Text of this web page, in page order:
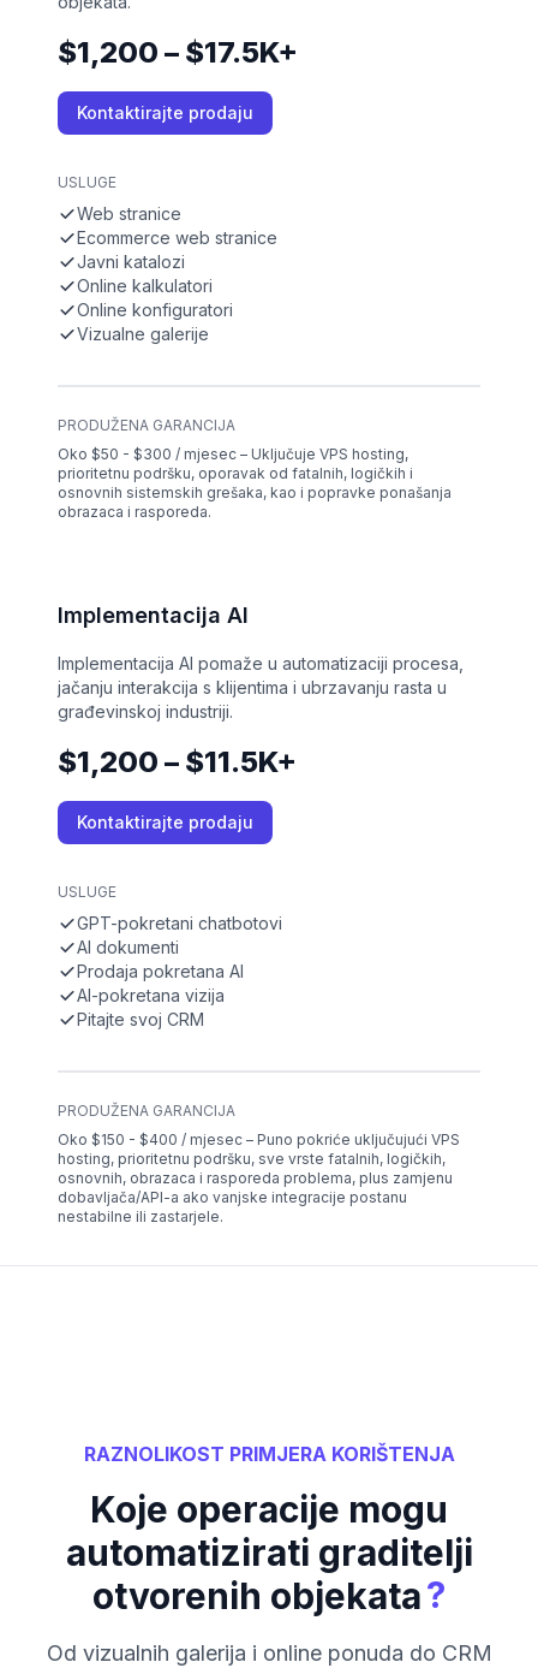
$1,200 – $17.5K+
Kontaktirajte prodaju
USLUGE
Web stranice
Ecommerce web stranice
Javni katalozi
Online kalkulatori
Online konfiguratori
Vizualne galerije
PRODUŽENA GARANCIJA
Oko $50 - $300 / mjesec – Uključuje VPS hosting,
prioritetnu podršku, oporavak od fatalnih, logičkih i
osnovnih sistemskih grešaka, kao i popravke ponašanja
obrazaca i rasporeda.
Implementacija AI
Implementacija AI pomaže u automatizaciji procesa,
jačanju interakcija s klijentima i ubrzavanju rasta u
građevinskoj industriji.
$1,200 – $11.5K+
Kontaktirajte prodaju
USLUGE
GPT-pokretani chatbotovi
AI dokumenti
Prodaja pokretana AI
AI-pokretana vizija
Pitajte svoj CRM
PRODUŽENA GARANCIJA
Oko $150 - $400 / mjesec – Puno pokriće uključujući VPS
hosting, prioritetnu podršku, sve vrste fatalnih, logičkih,
osnovnih, obrazaca i rasporeda problema, plus zamjenu
dobavljača/API-a ako vanjske integracije postanu
nestabilne ili zastarjele.
RAZNOLIKOST PRIMJERA KORIŠTENJA
Koje operacije mogu
automatizirati graditelji
otvorenih objekata?
Od vizualnih galerija i online ponuda do CRM